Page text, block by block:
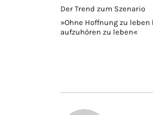
Der Trend zum Szenario
»Ohne Hoffnung zu
aufzuhören zu leben«